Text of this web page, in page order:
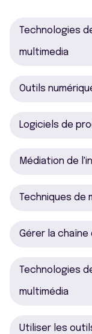
Technologies
multimedia
Outils
Logiciels de
Médiation de
Techniques de
Gérer la
Technologies
multimédia
Utiliser les